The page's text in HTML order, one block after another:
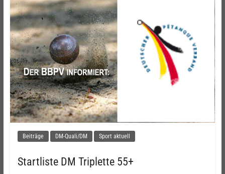
Beiträge DM-Quali/DM Sport aktuell
Startliste DM Triplette 55+